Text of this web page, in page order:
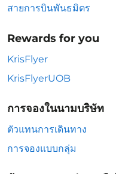
สายการบินพันธมิตร
Rewards for you
KrisFlyer
KrisFlyerUOB
การจองในนามบริษัท
ตัวแทนการเดินทาง
การจองแบบกลุ่ม